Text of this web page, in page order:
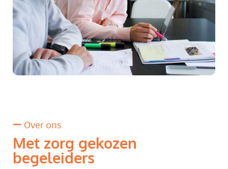
Over ons
Met zorg gekozen
begeleiders